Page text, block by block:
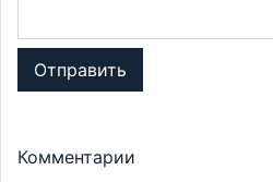
Отправить
Комментарии